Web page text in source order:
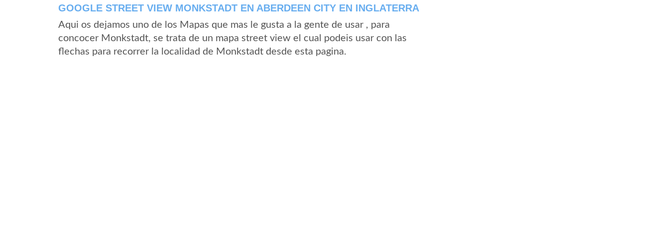
GOOGLE STREET VIEW MONKSTADT EN ABERDEEN CITY EN INGLATERRA
Aqui os dejamos uno de los Mapas que mas le gusta a la gente de usar , para
concocer Monkstadt, se trata de un mapa street view el cual podeis usar con las
flechas para recorrer la localidad de Monkstadt desde esta pagina.